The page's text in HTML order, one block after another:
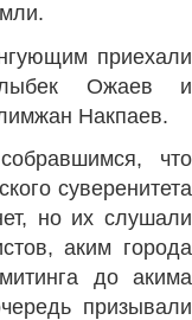
приехали
Ожаев и
Накпаев.
что
суверенитета
но их слушали
аким города
до акима
призывали